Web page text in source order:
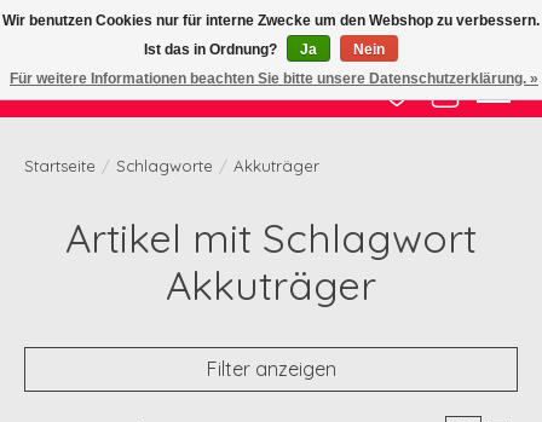
Zertifizierte Qualität zu fairem Preis
Wunschzettel
Ihr
Startseite / Schlagworte / Akkuträger
Artikel mit Schlagwort
Akkuträger
Filter anzeigen
Wir benutzen Cookies nur für interne Zwecke um den Webshop zu verbessern.
Ist das in Ordnung?
Ja
Nein
Für weitere Informationen beachten Sie bitte unsere Datenschutzerklärung. »